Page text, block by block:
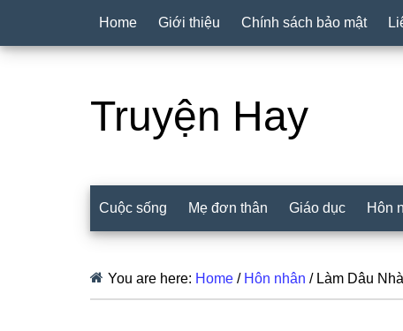
Home Giới thiệu Chính sách bảo mật
Truyện Hay
Cuộc sống Mẹ đơn thân Giáo dục Hôn
You are here: Home / Hôn nhân /Làm Dâu